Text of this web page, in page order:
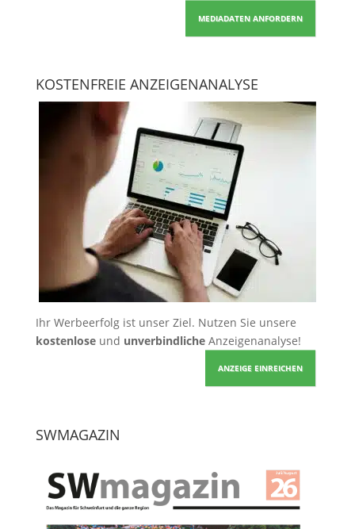
MEDIADATEN ANFORDERN
KOSTENFREIE ANZEIGENANALYSE
Ihr Werbeerfolg ist unser Ziel. Nutzen Sie unsere
kostenloseund unverbindlicheAnzeigenanalyse!
ANZEIGE EINREICHEN
SWMAGAZIN